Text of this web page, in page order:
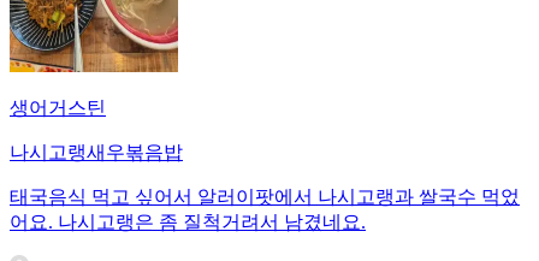
생어거스틴
나시고랭새우볶음밥
태국음식 먹고 싶어서 알러이팟에서 나시고랭과 쌀국수 먹었
어요. 나시고랭은 좀 질척거려서 남겼네요.